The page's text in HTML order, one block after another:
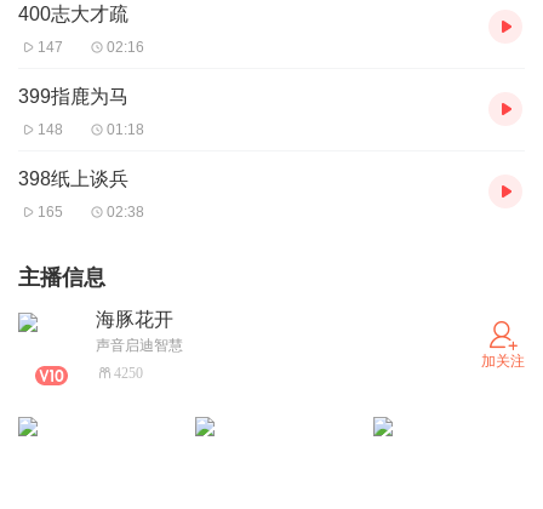
400志大才疏
147 02:16
399指鹿为马
148 01:18
398纸上谈兵
165 02:38
主播信息
海豚花开
声音启迪智慧
4250
加关注